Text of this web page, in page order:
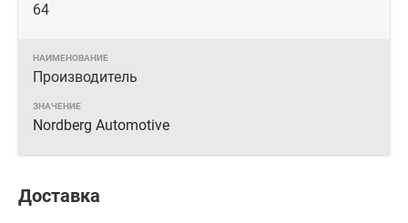
64
Производитель
Nordberg Automotive
Доставка